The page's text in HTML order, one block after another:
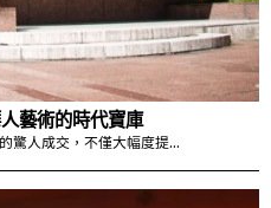
藝術的時代寶庫
驚人成交，不僅大幅度提…